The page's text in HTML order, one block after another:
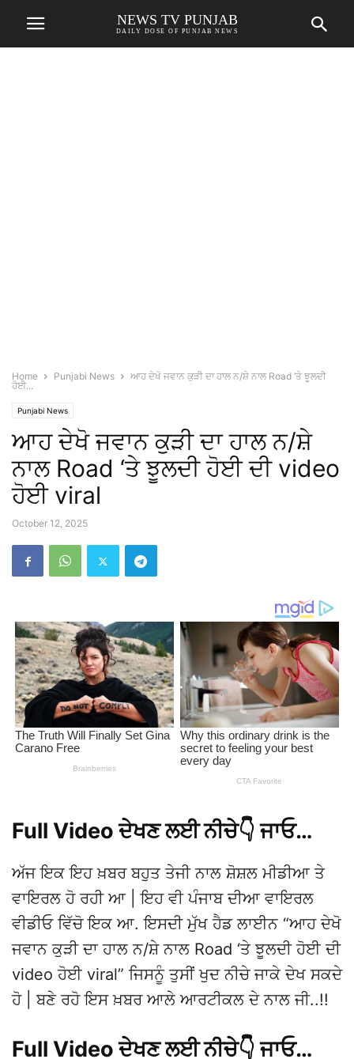
NEWS TV PUNJAB
DAILY DOSE OF PUNJAB NEWS
Home Punjabi News
ਆਹ ਦੇਖੋ ਜਵਾਨ ਕੁੜੀ ਦਾ ਹਾਲ ਨ/ਸ਼ੇ ਨਾਲ Road ‘ਤੇ ਝੂਲਦੀ
ਹੋਈ...
Punjabi News
ਆਹ ਦੇਖੋ ਜਵਾਨ ਕੁੜੀ ਦਾ ਹਾਲ ਨ/ਸ਼ੇ
ਨਾਲ Road ‘ਤੇ ਝੂਲਦੀ ਹੋਈ ਦੀ video
ਹੋਈ viral
October 12, 2025
Full Video ਦੇਖਣ ਲਈ ਨੀਚੇ👇 ਜਾਓ…
ਅੱਜ ਇਕ ਇਹ ਖ਼ਬਰ ਬਹੁਤ ਤੇਜੀ ਨਾਲ ਸ਼ੋਸ਼ਲ ਮੀਡੀਆ ਤੇ
ਵਾਇਰਲ ਹੋ ਰਹੀ ਆ | ਇਹ ਵੀ ਪੰਜਾਬ ਦੀਆ ਵਾਇਰਲ
ਵੀਡੀਓ ਵਿੱਚੋ ਇਕ ਆ. ਇਸਦੀ ਮੁੱਖ ਹੈਡ ਲਾਈਨ “ਆਹ ਦੇਖੋ
ਜਵਾਨ ਕੁੜੀ ਦਾ ਹਾਲ ਨ/ਸ਼ੇ ਨਾਲ Road ‘ਤੇ ਝੂਲਦੀ ਹੋਈ ਦੀ
video ਹੋਈ viral” ਜਿਸਨੂੰ ਤੁਸੀਂ ਖੁਦ ਨੀਚੇ ਜਾਕੇ ਦੇਖ ਸਕਦੇ
ਹੋ | ਬਣੇ ਰਹੋ ਇਸ ਖ਼ਬਰ ਆਲੇ ਆਰਟੀਕਲ ਦੇ ਨਾਲ ਜੀ..!!
Full Video ਦੇਖਣ ਲਈ ਨੀਚੇ👇 ਜਾਓ…